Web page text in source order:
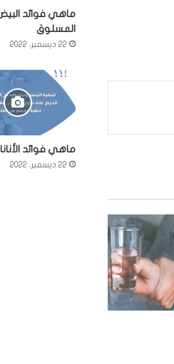
ماهي فوائد
المسلوق
22 ديسمبر، 2022
ماهي فوائد
22 ديسمبر، 2022